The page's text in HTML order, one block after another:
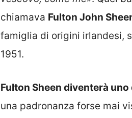
chiamava Fulton John
famiglia di origini irlandesi,
1951.
Fulton Sheen diventerà
una padronanza forse mai